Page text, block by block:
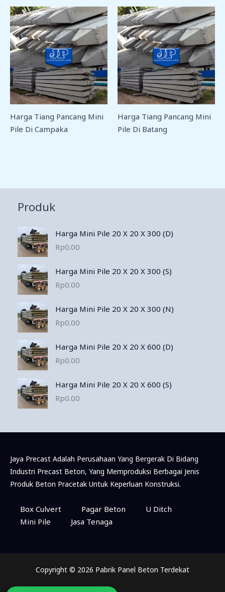
Harga Tiang Pancang Mini
Pile Di Campaka
Harga Tiang Pancang Mini
Pile Di Batang
Produk
Harga Mini Pile 20 X 20 X 300 (D)
Rp0.00
Harga Mini Pile 20 X 20 X 300 (S)
Rp0.00
Harga Mini Pile 20 X 20 X 300 (N)
Rp0.00
Harga Mini Pile 20 X 20 X 600 (D)
Rp0.00
Harga Mini Pile 20 X 20 X 600 (S)
Rp0.00
Jaya Precast Adalah Perusahaan Yang Bergerak Di Bidang
Industri Precast Beton, Yang Memproduksi Berbagai Jenis
Produk Beton Pracetak Untuk Keperluan Konstruksi.
Box Culvert Pagar Beton
U Ditch
Mini Pile
Jasa Tenaga
Copyright © 2026 Pabrik Panel Beton Terdekat